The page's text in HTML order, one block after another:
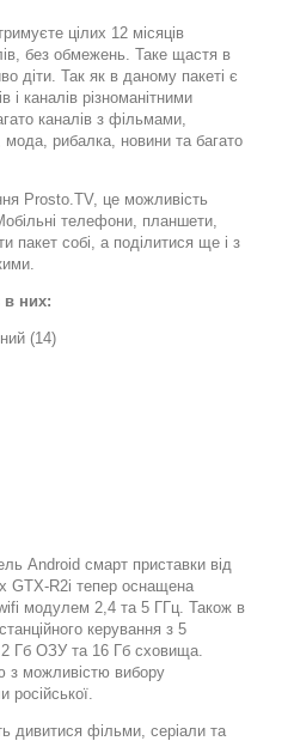
цілих 12 місяців
без обмежень. Таке щастя в
діти. Так як в даному пакеті є
і каналів різноманітними
каналів з фільмами,
рибалка, новини та багато
Prosto.TV, це можливість
телефони, планшети,
пакет собі, а поділитися ще і з
в них:
(14)
Android смарт приставки від
GTX-R2i тепер оснащена
модулем 2,4 та 5 ГГц. Також в
керування з 5
Гб ОЗУ та 16 Гб сховища.
з можливістю вибору
російської.
дивитися фільми, серіали та